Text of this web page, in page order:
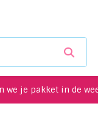
we je pakket in de